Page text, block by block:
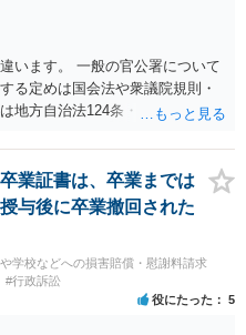
じ考えの人が運転をしている公
る人や歩行者らにとってとても
す。 実際「交通違反を繰り返せ
」のはそういうことです。 たま
あたったことをきっかけに、む
を思いとどまった」と交通ルー
いと期待しています。
います。 一般の官公署について
る定めは国会法や衆議院規則・
地方自治法124条・125条が定め
業証書は、卒業までは
与後に卒業撤回された
学校などへの損害賠償・慰謝料請求
#行政訴訟
役にたった 5